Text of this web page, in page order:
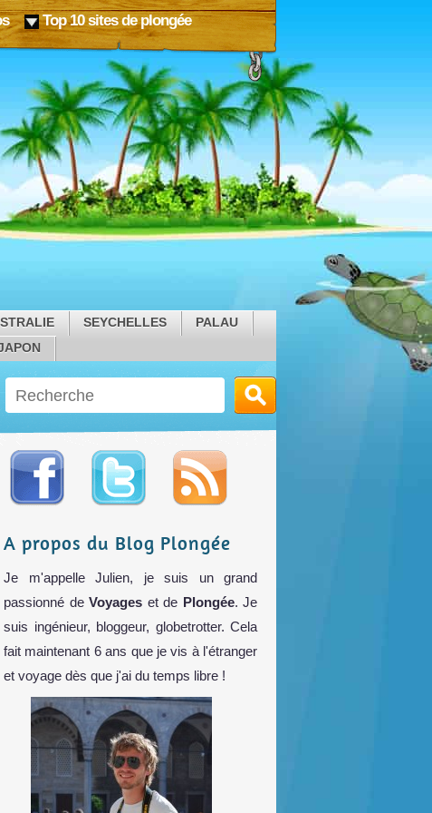
Top 10 sites de plongée
SEYCHELLES
PALAU
A propos du Blog Plongée
Je m'appelle Julien, je suis un grand
passionné de Voyages et de Plongée. Je
suis ingénieur, bloggeur, globetrotter. Cela
fait maintenant 6 ans que je vis à l'étranger
et voyage dès que j'ai du temps libre !